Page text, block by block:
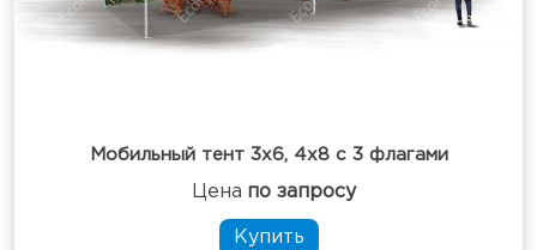
Мобильный тент 3х6, 4х8 с 3 флагами
Цена по запросу
Купить